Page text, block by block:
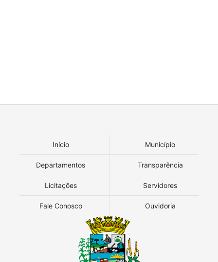
Início Município
Departamentos Transparência
Licitações Servidores
Fale Conosco Ouvidoria